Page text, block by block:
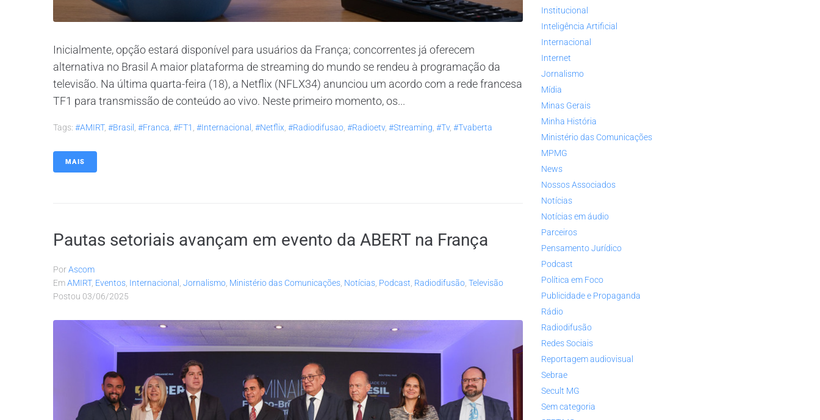
Inicialmente, opção estará disponível para usuários da França; concorrentes já oferecem
alternativa no Brasil A maior plataforma de streaming do mundo se rendeu à programação da
televisão. Na última quarta-feira (18), a Netflix (NFLX34) anunciou um acordo com a rede francesa
TF1 para transmissão de conteúdo ao vivo. Neste primeiro momento, os...
Tags: #AMIRT, #brasil , #franca, #FT1 , #internacional , #netflix, #radiodifusao, #radioetv, #streaming, #tv, #tvaberta
MAIS
Pautas setoriais avançam em evento da ABERT na França
PorAscom
EmAMIRT, Eventos, Internacional , Jornalismo, Ministério das Comunicações, Notícias, Podcast, Radiodifusão, Televisão
Postou 03/06/2025
Institucional
Inteligência Artificial
Internacional
Internet
Jornalismo
Mídia
Minas Gerais
Minha História
Ministério das Comunicações
MPMG
News
Nossos Associados
Notícias
Notícias em áudio
Parceiros
Pensamento Jurídico
Podcast
Política em Foco
Publicidade e Propaganda
Rádio
Radiodifusão
Redes Sociais
Reportagem audiovisual
Sebrae
Secult MG
Sem categoria